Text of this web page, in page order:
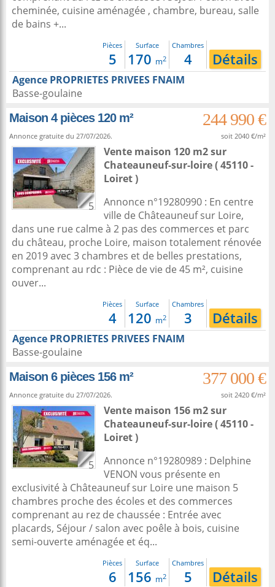
cheminée, cuisine aménagée , chambre, bureau, salle
de bains +...
Pièces
5
Surface
170 m2
Chambres
4 Détails
Agence PROPRIETES PRIVEES FNAIM
Basse-goulaine
Maison 4 pièces 120 m²
244 990 €
Annonce gratuite du 27/07/2026. soit 2040 €/m²
5
Vente maison 120 m2sur
Chateauneuf-sur-loire( 45110 -
Loiret )
Annonce n°19280990 : En centre
ville de Châteauneuf sur Loire,
dans une rue calme à 2 pas des commerces et parc
du château, proche Loire, maison totalement rénovée
en 2019 avec 3 chambres et de belles prestations,
comprenant au rdc : Pièce de vie de 45 m², cuisine
ouver...
Pièces
4
Surface
120 m2
Chambres
3 Détails
Agence PROPRIETES PRIVEES FNAIM
Basse-goulaine
Maison 6 pièces 156 m²
377 000 €
Annonce gratuite du 27/07/2026. soit 2420 €/m²
5
Vente maison 156 m2sur
Chateauneuf-sur-loire( 45110 -
Loiret )
Annonce n°19280989 : Delphine
VENON vous présente en
exclusivité à Châteauneuf sur Loire une maison 5
chambres proche des écoles et des commerces
comprenant au rez de chaussée : Entrée avec
placards, Séjour / salon avec poêle à bois, cuisine
semi-ouverte aménagée et éq...
Pièces
6
Surface
156 m2
Chambres
5 Détails